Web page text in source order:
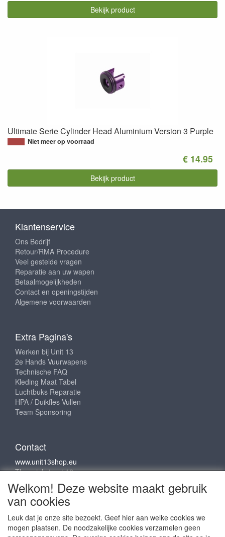
Bekijk product
Ultimate Serie Cylinder Head Aluminium Version 3 Purple
Niet meer op voorraad
€ 14.95
Bekijk product
Klantenservice
Ons Bedrijf
Retour/RMA Procedure
Veel gestelde vragen
Reparatie aan uw wapen
Betaalmogelijkheden
Contact en openingstijden
Algemene voorwaarden
Extra Pagina's
Werken bij Unit 13
2e Hands Vuurwapens
Technische FAQ
Kleding Maat Tabel
Luchtbuks Reparatie
HPA / Duikfles Vullen
Team Sponsoring
Contact
www.unit13shop.eu
Thermiekstraat 12
6361 HB Nuth
info@unit13shop.eu
Sociale media
Welkom! Deze website maakt gebruik
van cookies
Leuk dat je onze site bezoekt. Geef hier aan welke cookies we
mogen plaatsen. De noodzakelijke cookies verzamelen geen